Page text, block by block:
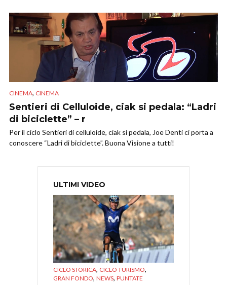
CINEMA, CINEMA
Sentieri di Celluloide, ciak si pedala: “Ladri
di biciclette” – r
Per il ciclo Sentieri di celluloide, ciak si pedala, Joe Denti ci porta a
conoscere “Ladri di biciclette”. Buona Visione a tutti!
ULTIMI VIDEO
CICLO STORICA, CICLO TURISMO,
GRAN FONDO, NEWS, PUNTATE